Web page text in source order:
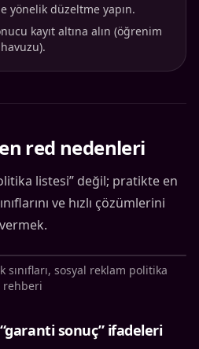
yönelik düzeltme yapın.
kayıt altına alın (öğrenim
havuzu).
red nedenleri
listesi” değil; pratikte en
ve hızlı çözümlerini
vermek.
sınıfları, sosyal reklam politika
rehberi
sonuç” ifadeleri